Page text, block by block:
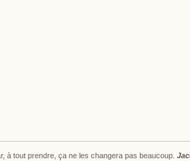
à tout prendre, ça ne les changera pas beaucoup.